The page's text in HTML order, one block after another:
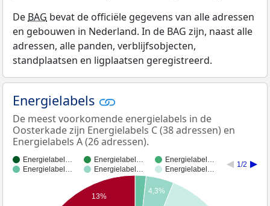
De BAG bevat de officiële gegevens van alle adressen
en gebouwen in Nederland. In de BAG zijn, naast alle
adressen, alle panden, verblijfsobjecten,
standplaatsen en ligplaatsen geregistreerd.
Energielabels
De meest voorkomende energielabels in de
Oosterkade zijn Energielabels C (38 adressen) en
Energielabels A (26 adressen).
Energielabel… Energielabel…
Energielabel…
Energielabel…
Energielabel… Energielabel…
1/2
4,3%
13%